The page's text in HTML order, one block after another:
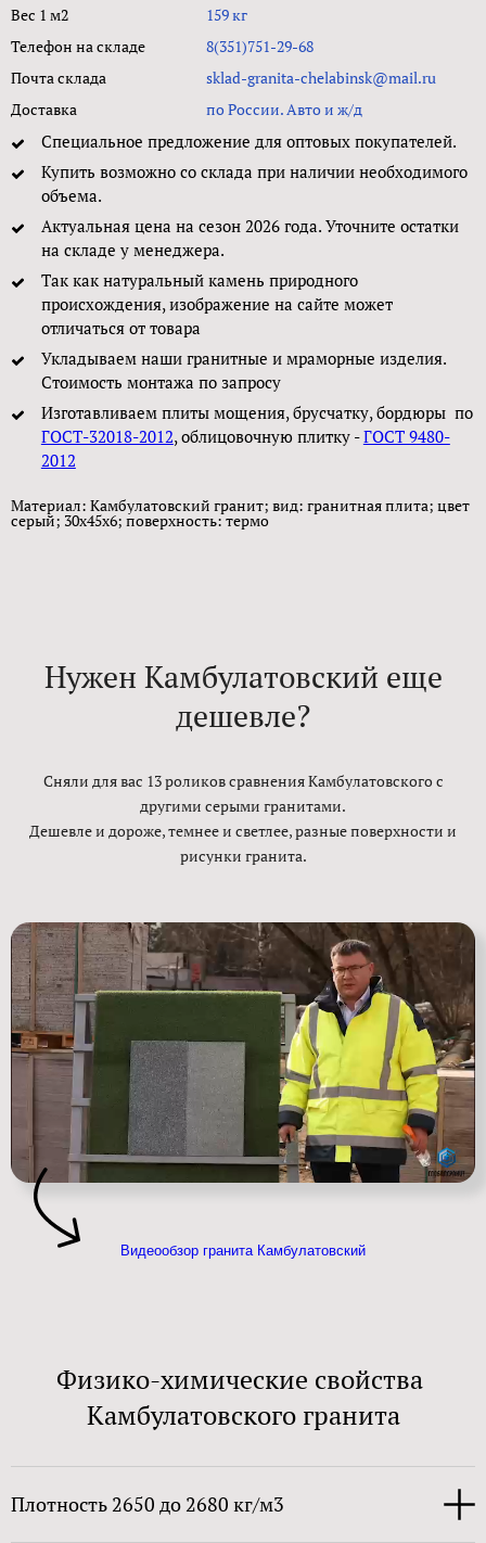
Вес 1 м2
159 кг
Телефон на складе
8(351)751-29-68
Почта склада
sklad-granita-chelabinsk@mail.ru
Доставка
по России. Авто и ж/д
Специальное предложение для оптовых покупателей.
Купить возможно со склада при наличии необходимого
объема.
Актуальная цена на сезон 2026 года. Уточните остатки
на складе у менеджера.
Так как натуральный камень природного
происхождения, изображение на сайте может
отличаться от товара
Укладываем наши гранитные и мраморные изделия.
Стоимость монтажа по запросу
Изготавливаем плиты мощения, брусчатку, бордюры по
ГОСТ-32018-2012, облицовочную плитку -ГОСТ 9480-
2012
Материал: Камбулатовский гранит; вид: гранитная плита; цвет
серый; 30x45x6; поверxность: термо
Нужен Камбулатовский еще
дешевле?
Сняли для вас 13 роликов сравнения Камбулатовского с
другими серыми гранитами.
Дешевле и дороже, темнее и светлее, разные поверхности и
рисунки гранита.
Видеообзор гранита Камбулатовский
Физико-химические свойства
Камбулатовского гранита
Плотность 2650 до 2680 кг/м3